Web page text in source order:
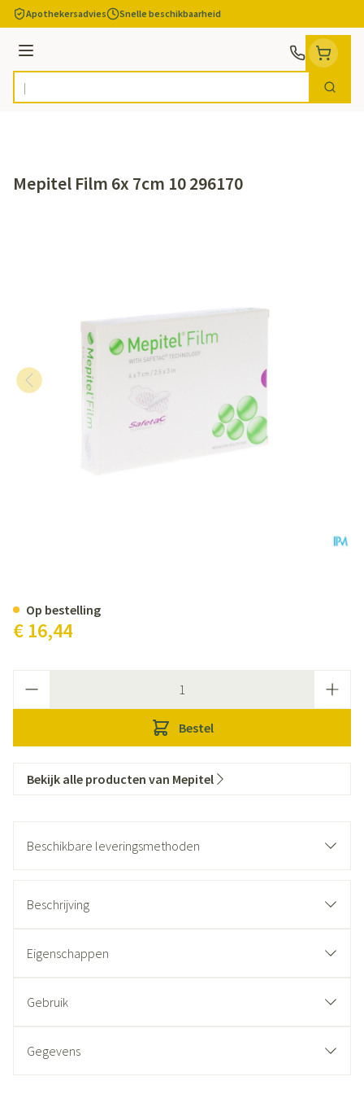
Ga naar de inhoud
Apothekersadvies Snelle beschikbaarheid
Menu
Product, merk, categorie... Zoek
Mepitel Film 6x 7cm 10 296170
€ 16,44
Bestel
Op bestelling
Bekijk alle producten van Mepitel
Beschikbare leveringsmethoden
Beschrijving
Eigenschappen
Gebruik
Gegevens